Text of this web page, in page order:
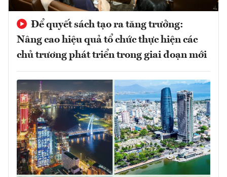
Để quyết sách tạo ra tăng trưởng:
Nâng cao hiệu quả tổ chức thực hiện các
chủ trương phát triển trong giai đoạn mới